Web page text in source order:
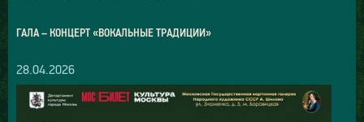
ГАЛА – КОНЦЕРТ «ВОКАЛЬНЫЕ ТРАДИЦИИ»
28.04.2026